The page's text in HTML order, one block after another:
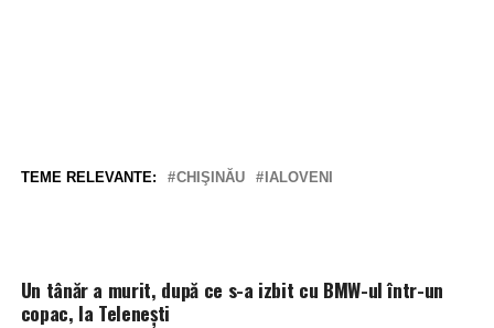
TEME RELEVANTE: CHIŞINĂU IALOVENI
Un tânăr a murit, după ce s-a izbit cu BMW-ul într-un
copac, la Telenești